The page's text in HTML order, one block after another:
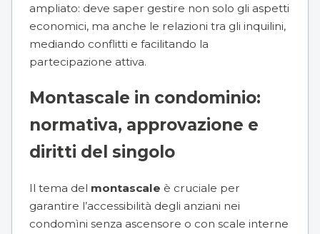
ampliato: deve saper gestire non solo gli aspetti
economici, ma anche le relazioni tra gli inquilini,
mediando conflitti e facilitando la
partecipazione attiva.
Montascale in condominio:
normativa, approvazione e
diritti del singolo
Il tema del montascale è cruciale per
garantire l’accessibilità degli anziani nei
condomìni senza ascensore o con scale interne